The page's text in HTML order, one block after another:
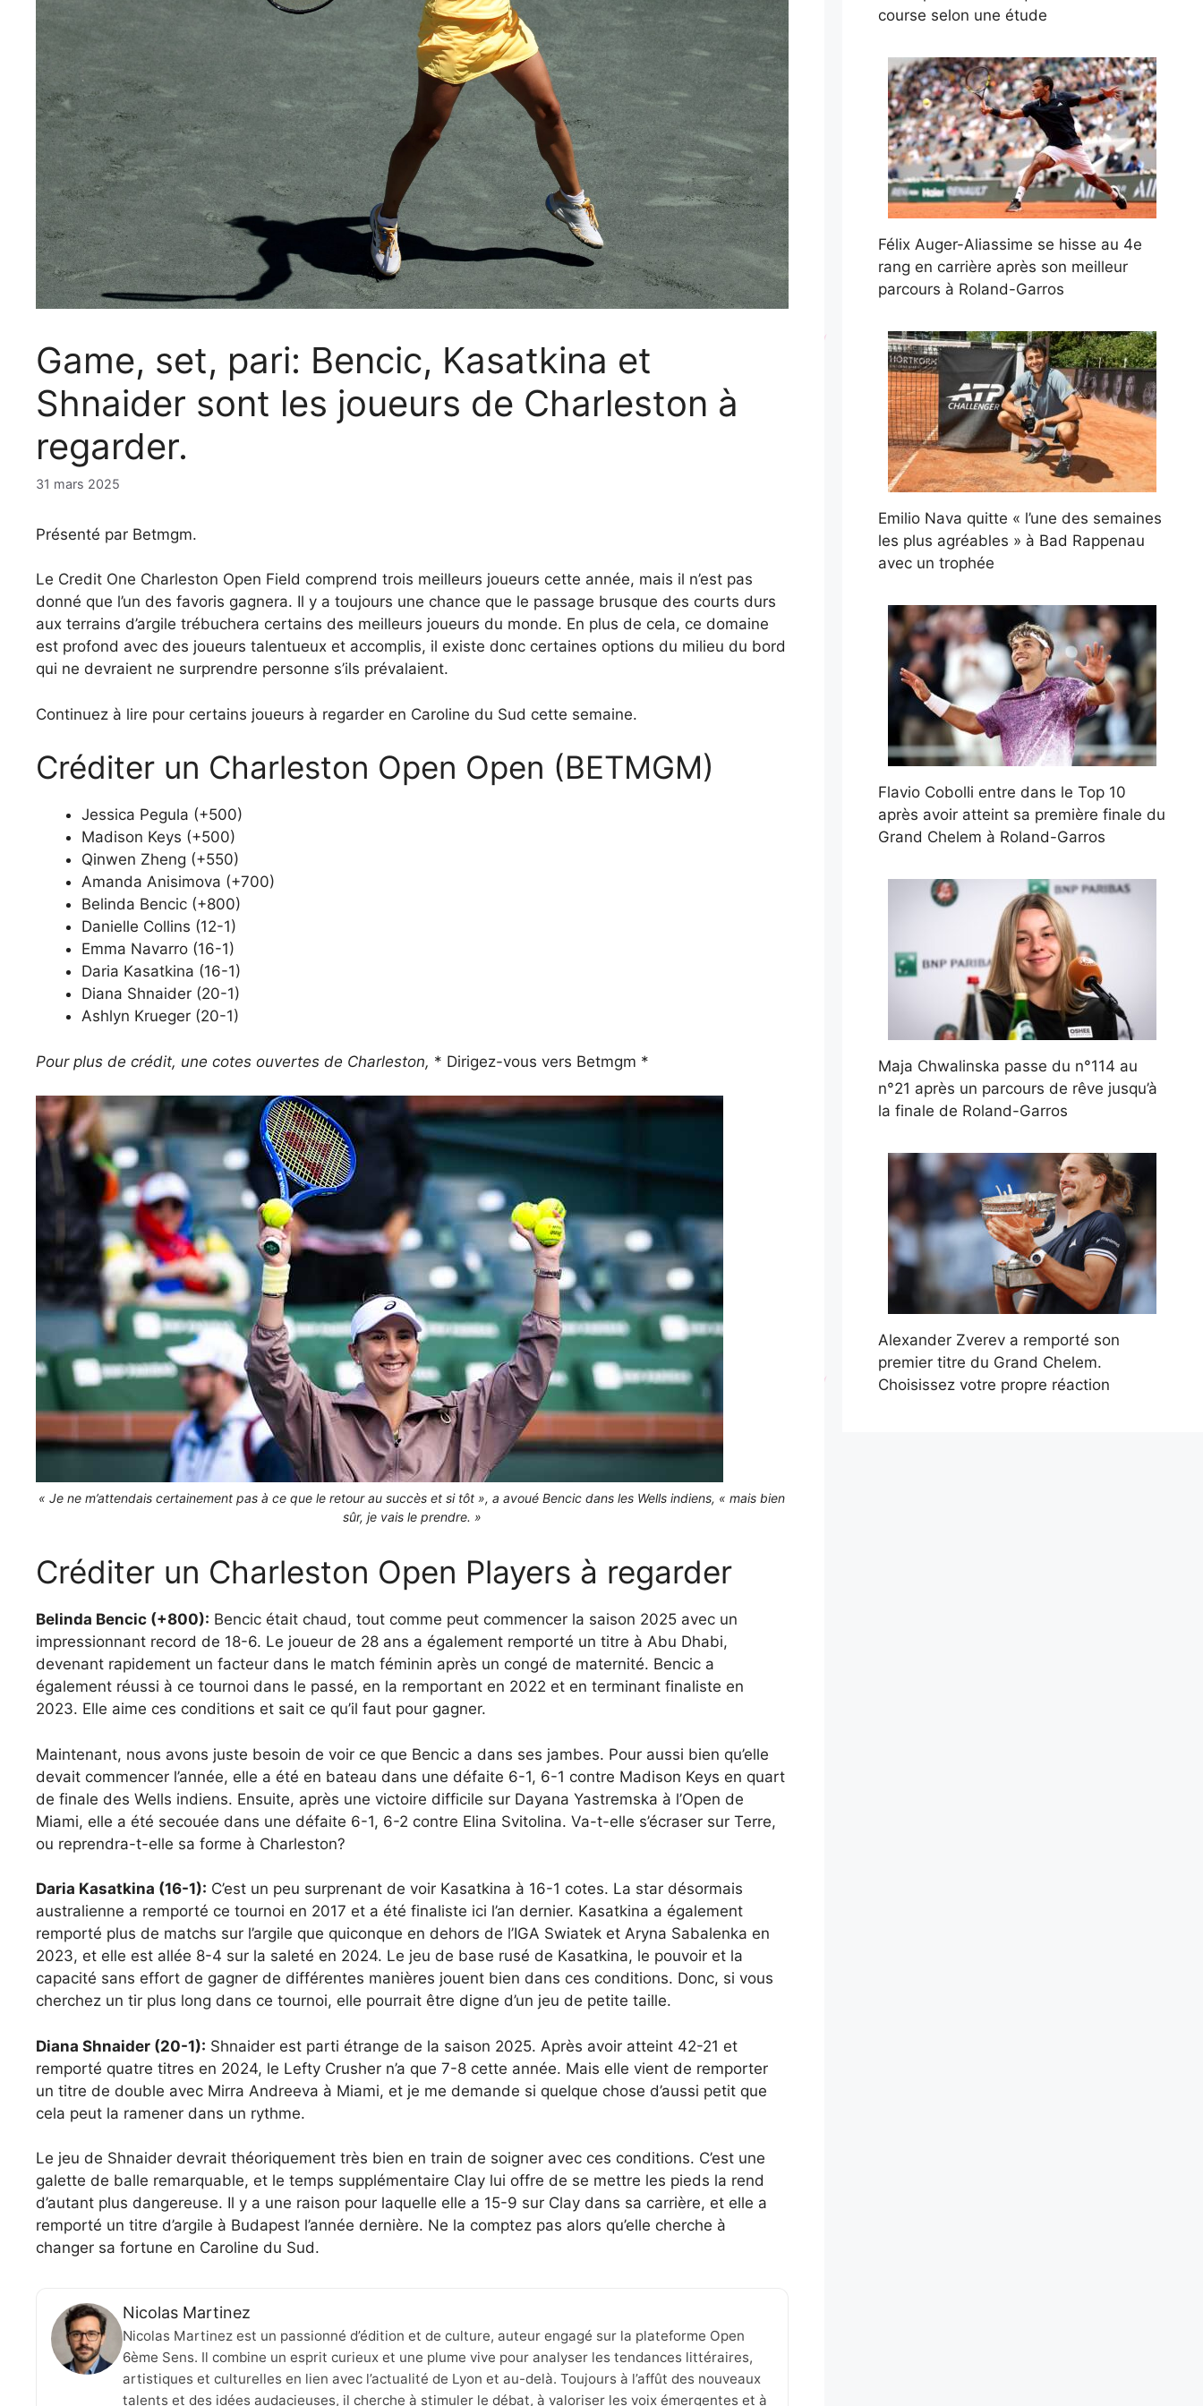
Game, set, pari: Bencic, Kasatkina et
Shnaider sont les joueurs de Charleston à
regarder.
31 mars 2025
Présenté par Betmgm.
Le Credit One Charleston Open Field comprend trois meilleurs joueurs cette année, mais il n’est pas
donné que l’un des favoris gagnera. Il y a toujours une chance que le passage brusque des courts durs
aux terrains d’argile trébuchera certains des meilleurs joueurs du monde. En plus de cela, ce domaine
est profond avec des joueurs talentueux et accomplis, il existe donc certaines options du milieu du bord
qui ne devraient ne surprendre personne s’ils prévalaient.
Continuez à lire pour certains joueurs à regarder en Caroline du Sud cette semaine.
Créditer un Charleston Open Open (BETMGM)
Jessica Pegula (+500)
Madison Keys (+500)
Qinwen Zheng (+550)
Amanda Anisimova (+700)
Belinda Bencic (+800)
Danielle Collins (12-1)
Emma Navarro (16-1)
Daria Kasatkina (16-1)
Diana Shnaider (20-1)
Ashlyn Krueger (20-1)
Pour plus de crédit, une cotes ouvertes de Charleston, * Dirigez-vous vers Betmgm *
« Je ne m’attendais certainement pas à ce que le retour au succès et si tôt », a avoué Bencic dans les Wells indiens, « mais bien
sûr, je vais le prendre. »
Créditer un Charleston Open Players à regarder
Belinda Bencic (+800): Bencic était chaud, tout comme peut commencer la saison 2025 avec un
impressionnant record de 18-6. Le joueur de 28 ans a également remporté un titre à Abu Dhabi,
devenant rapidement un facteur dans le match féminin après un congé de maternité. Bencic a
également réussi à ce tournoi dans le passé, en la remportant en 2022 et en terminant finaliste en
2023. Elle aime ces conditions et sait ce qu’il faut pour gagner.
Maintenant, nous avons juste besoin de voir ce que Bencic a dans ses jambes. Pour aussi bien qu’elle
devait commencer l’année, elle a été en bateau dans une défaite 6-1, 6-1 contre Madison Keys en quart
de finale des Wells indiens. Ensuite, après une victoire difficile sur Dayana Yastremska à l’Open de
Miami, elle a été secouée dans une défaite 6-1, 6-2 contre Elina Svitolina. Va-t-elle s’écraser sur Terre,
ou reprendra-t-elle sa forme à Charleston?
Daria Kasatkina (16-1): C’est un peu surprenant de voir Kasatkina à 16-1 cotes. La star désormais
australienne a remporté ce tournoi en 2017 et a été finaliste ici l’an dernier. Kasatkina a également
remporté plus de matchs sur l’argile que quiconque en dehors de l’IGA Swiatek et Aryna Sabalenka en
2023, et elle est allée 8-4 sur la saleté en 2024. Le jeu de base rusé de Kasatkina, le pouvoir et la
capacité sans effort de gagner de différentes manières jouent bien dans ces conditions. Donc, si vous
cherchez un tir plus long dans ce tournoi, elle pourrait être digne d’un jeu de petite taille.
Diana Shnaider (20-1): Shnaider est parti étrange de la saison 2025. Après avoir atteint 42-21 et
remporté quatre titres en 2024, le Lefty Crusher n’a que 7-8 cette année. Mais elle vient de remporter
un titre de double avec Mirra Andreeva à Miami, et je me demande si quelque chose d’aussi petit que
cela peut la ramener dans un rythme.
Le jeu de Shnaider devrait théoriquement très bien en train de soigner avec ces conditions. C’est une
galette de balle remarquable, et le temps supplémentaire Clay lui offre de se mettre les pieds la rend
d’autant plus dangereuse. Il y a une raison pour laquelle elle a 15-9 sur Clay dans sa carrière, et elle a
remporté un titre d’argile à Budapest l’année dernière. Ne la comptez pas alors qu’elle cherche à
changer sa fortune en Caroline du Sud.
Nicolas Martinez
Nicolas Martinez est un passionné d’édition et de culture, auteur engagé sur la plateforme Open
6ème Sens. Il combine un esprit curieux et une plume vive pour analyser les tendances littéraires,
artistiques et culturelles en lien avec l’actualité de Lyon et au-delà. Toujours à l’affût des nouveaux
talents et des idées audacieuses, il cherche à stimuler le débat, à valoriser les voix émergentes et à
course selon une étude
Félix Auger-Aliassime se hisse au 4e
rang en carrière après son meilleur
parcours à Roland-Garros
Emilio Nava quitte « l’une des semaines
les plus agréables » à Bad Rappenau
avec un trophée
Flavio Cobolli entre dans le Top 10
après avoir atteint sa première finale du
Grand Chelem à Roland-Garros
Maja Chwalinska passe du n°114 au
n°21 après un parcours de rêve jusqu’à
la finale de Roland-Garros
Alexander Zverev a remporté son
premier titre du Grand Chelem.
Choisissez votre propre réaction